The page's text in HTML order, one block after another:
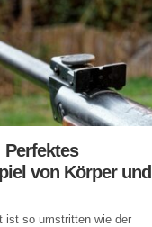
von Körper und
ist so umstritten wie der